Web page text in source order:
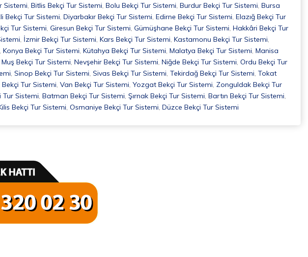
Sistemi, Bitlis Bekçi Tur Sistemi, Bolu Bekçi Tur Sistemi, Burdur Bekçi Tur Sistemi, Bursa
Bekçi Tur Sistemi, Diyarbakır Bekçi Tur Sistemi, Edirne Bekçi Tur Sistemi, Elazığ Bekçi Tur
Tur Sistemi, Giresun Bekçi Tur Sistemi, Gümüşhane Bekçi Tur Sistemi, Hakkâri Bekçi Tur
, İzmir Bekçi Tur Sistemi, Kars Bekçi Tur Sistemi, Kastamonu Bekçi Tur Sistemi,
, Konya Bekçi Tur Sistemi, Kütahya Bekçi Tur Sistemi, Malatya Bekçi Tur Sistemi, Manisa
Muş Bekçi Tur Sistemi, Nevşehir Bekçi Tur Sistemi, Niğde Bekçi Tur Sistemi, Ordu Bekçi Tur
, Sinop Bekçi Tur Sistemi, Sivas Bekçi Tur Sistemi, Tekirdağ Bekçi Tur Sistemi, Tokat
Tur Sistemi, Van Bekçi Tur Sistemi, Yozgat Bekçi Tur Sistemi, Zonguldak Bekçi Tur
Tur Sistemi, Batman Bekçi Tur Sistemi, Şırnak Bekçi Tur Sistemi, Bartın Bekçi Tur Sistemi,
Bekçi Tur Sistemi, Osmaniye Bekçi Tur Sistemi, Düzce Bekçi Tur Sistemi